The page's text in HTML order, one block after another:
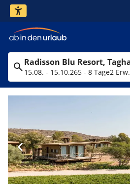
15.08. - 15.10.265 - 8 Tage2 Erw.